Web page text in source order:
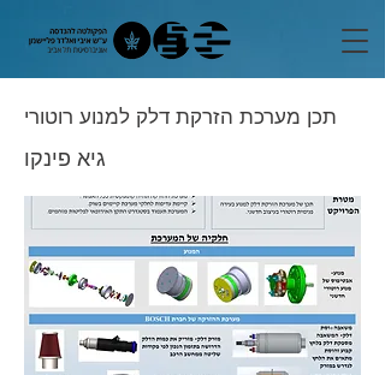
תכן מערכת הזרקת דלק למנוע רוטורי
גיא פינקו